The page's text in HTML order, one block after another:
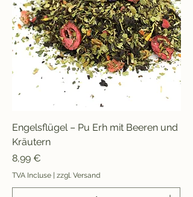
Engelsflügel – Pu Erh mit Beeren und
Kräutern
Prix
8,99 €
TVA Incluse | zzgl. Versand